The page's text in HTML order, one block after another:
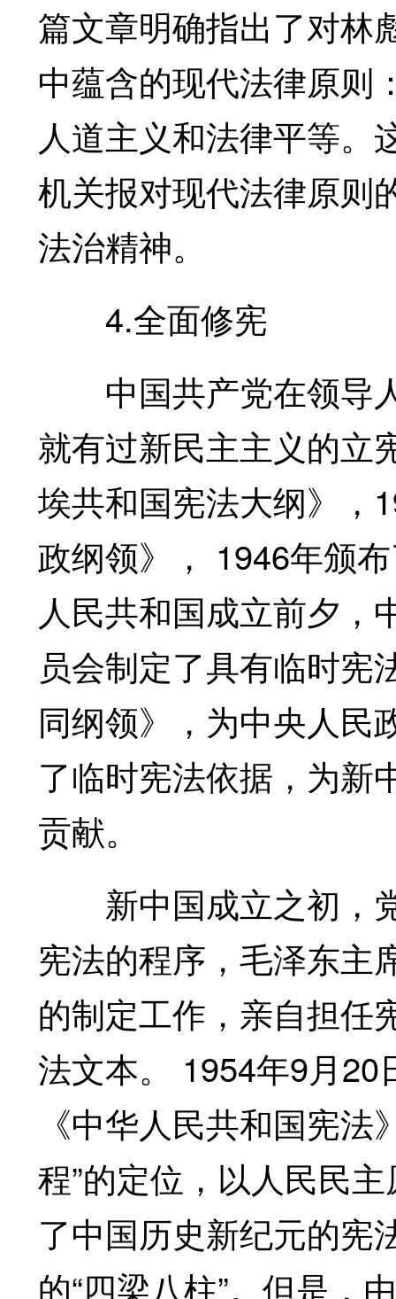
篇文章明确指出了对林
中蕴含的现代法律原则
人道主义和法律平等。
机关报对现代法律原则
法治精神。
4.全面修宪
中国共产党在领导人
就有过新民主主义的立
埃共和国宪法大纲》，
政纲领》， 1946年颁
人民共和国成立前夕，
员会制定了具有临时宪
同纲领》，为中央人民
了临时宪法依据，为新
贡献。
新中国成立之初，
宪法的程序，毛泽东主
的制定工作，亲自担任
法文本。 1954年9月
《中华人民共和国宪法
程”的定位，以人民民
了中国历史新纪元的宪
的“四梁八柱”。但是，